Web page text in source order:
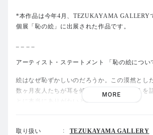
*本作品は今年4月、TEZUKAYAMA GALLERY
個展「恥の絵」に出展された作品です。
アーティスト・ステートメント 「恥の絵につい
絵はなぜ恥ずかしいのだろうか。この漠然とし
数ヶ月友人たちが耳を傾け、それぞれの考えを
とに本当にありがたいと思っています。
いるものだと仮定しました。①絵が内包する私
MORE
取り扱い
TEZUKAYAMA GALLERY